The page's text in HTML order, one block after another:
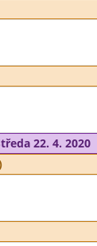
22. 4. 2020